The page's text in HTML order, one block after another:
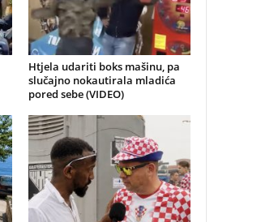
Htjela udariti boks mašinu, pa
slučajno nokautirala mladića
pored sebe (VIDEO)